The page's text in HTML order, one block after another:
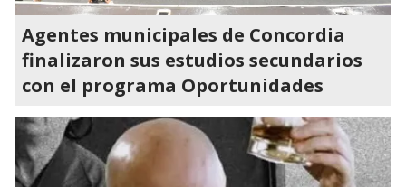
Agentes municipales de Concordia
finalizaron sus estudios secundarios
con el programa Oportunidades